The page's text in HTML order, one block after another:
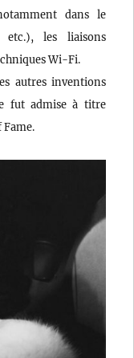
dans le
etc.), les liaisons
Wi-Fi.
autres inventions
fut admise à titre